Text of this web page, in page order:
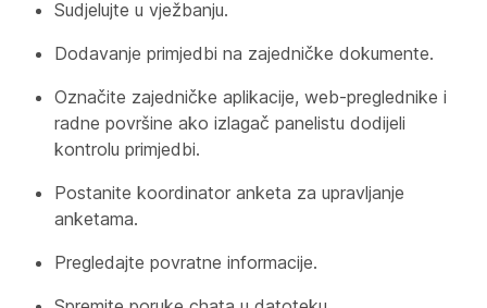
Sudjelujte u vježbanju.
Dodavanje primjedbi na zajedničke dokumente.
Označite zajedničke aplikacije, web-preglednike i
radne površine ako izlagač panelistu dodijeli
kontrolu primjedbi.
Postanite koordinator anketa za upravljanje
anketama.
Pregledajte povratne informacije.